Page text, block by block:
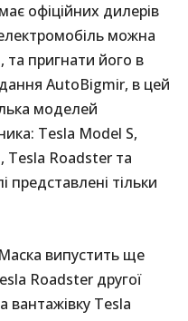
офіційних дилерів
можна
пригнати його в
AutoBigmir, в цей
моделей
Tesla Model S,
Tesla Roadster та
представлені тільки
випустить ще
Roadster другої
вантажівку Tesla